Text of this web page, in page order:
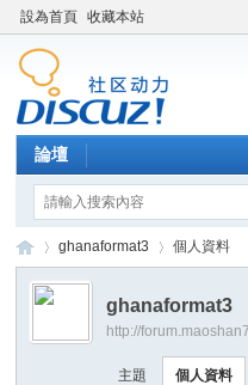
設為首頁 收藏本站
論壇
›
ghanaformat3 個人資料
ghanaformat3
http://
主題 個人資料